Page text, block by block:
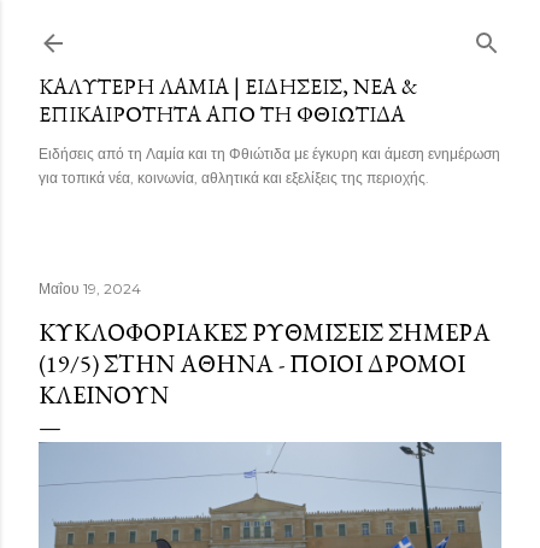
ΚΑΛΎΤΕΡΗ ΛΑΜΊΑ | ΕΙΔΉΣΕΙΣ, ΝΈΑ &
ΕΠΙΚΑΙΡΌΤΗΤΑ ΑΠΌ ΤΗ ΦΘΙΏΤΙΔΑ
Ειδήσεις από τη Λαμία και τη Φθιώτιδα με έγκυρη και άμεση ενημέρωση
για τοπικά νέα, κοινωνία, αθλητικά και εξελίξεις της περιοχής.
Μαΐου 19, 2024
ΚΥΚΛΟΦΟΡΙΑΚΈΣ ΡΥΘΜΊΣΕΙΣ ΣΉΜΕΡΑ
(19/5) ΣΤΗΝ ΑΘΉΝΑ - ΠΟΙΟΙ ΔΡΌΜΟΙ
ΚΛΕΊΝΟΥΝ